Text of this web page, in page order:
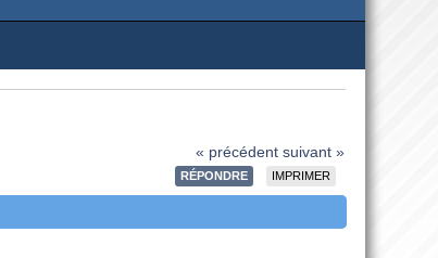
« précédent suivant »
RÉPONDRE IMPRIMER